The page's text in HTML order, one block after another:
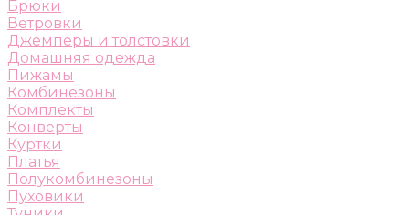
Брюки
Ветровки
Джемперы и толстовки
Домашняя одежда
Пижамы
Комбинезоны
Комплекты
Конверты
Куртки
Платья
Полукомбинезоны
Пуховики